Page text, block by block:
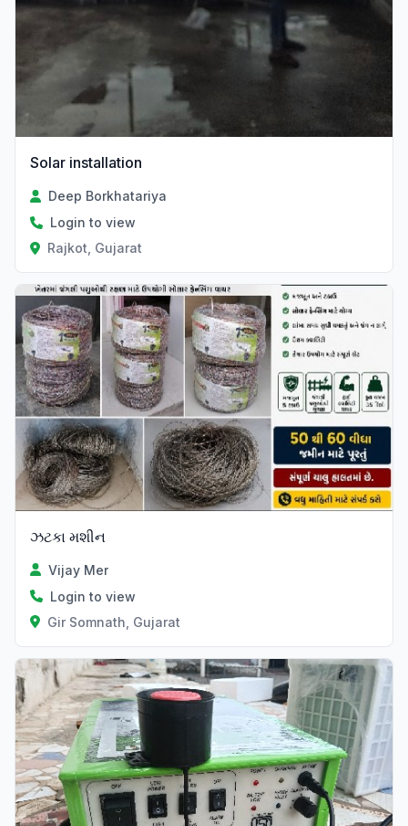
Solar installation
Deep Borkhatariya
Login to view
Rajkot, Gujarat
ઝટકા મશીન
Vijay Mer
Login to view
Gir Somnath, Gujarat